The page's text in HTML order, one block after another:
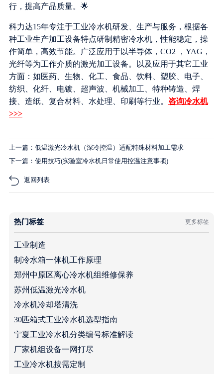
行，提高产品质量。🌟
科力达15年专注于工业冷水机研发、生产与服务，根据各
种工业生产加工设备特点研制精密冷水机，性能稳定，操
作简单，高效节能。广泛应用于以半导体，CO2 ，YAG，
光纤等为工作介质的激光加工设备。以及应用于其它工业
方面：如医药、生物、化工、食品、饮料、塑胶、电子、
纺织、化纤、电镀、超声波、机械加工、特种铸造、焊
接、造纸、复合材料、水处理、印刷等行业。 咨询冷水机
>>>
上一篇：低温激光冷水机（深冷控温）适配特殊材料加工需求
下一篇：使用技巧(实验室冷水机日常使用控温注意事项)
返回列表
热门标签 更多标签
工业制造
制冷水箱一体机工作原理
郑州中原区离心冷水机组维修保养
苏州低温激光冷水机
冷水机冷却塔清洗
30匹箱式工业冷水机选型指南
宁夏工业冷水机分类编号标准解读
厂家机组设备一网打尽
工业冷水机按需定制